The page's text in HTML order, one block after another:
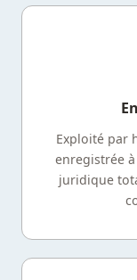
Exploité par
enregistrée
juridique